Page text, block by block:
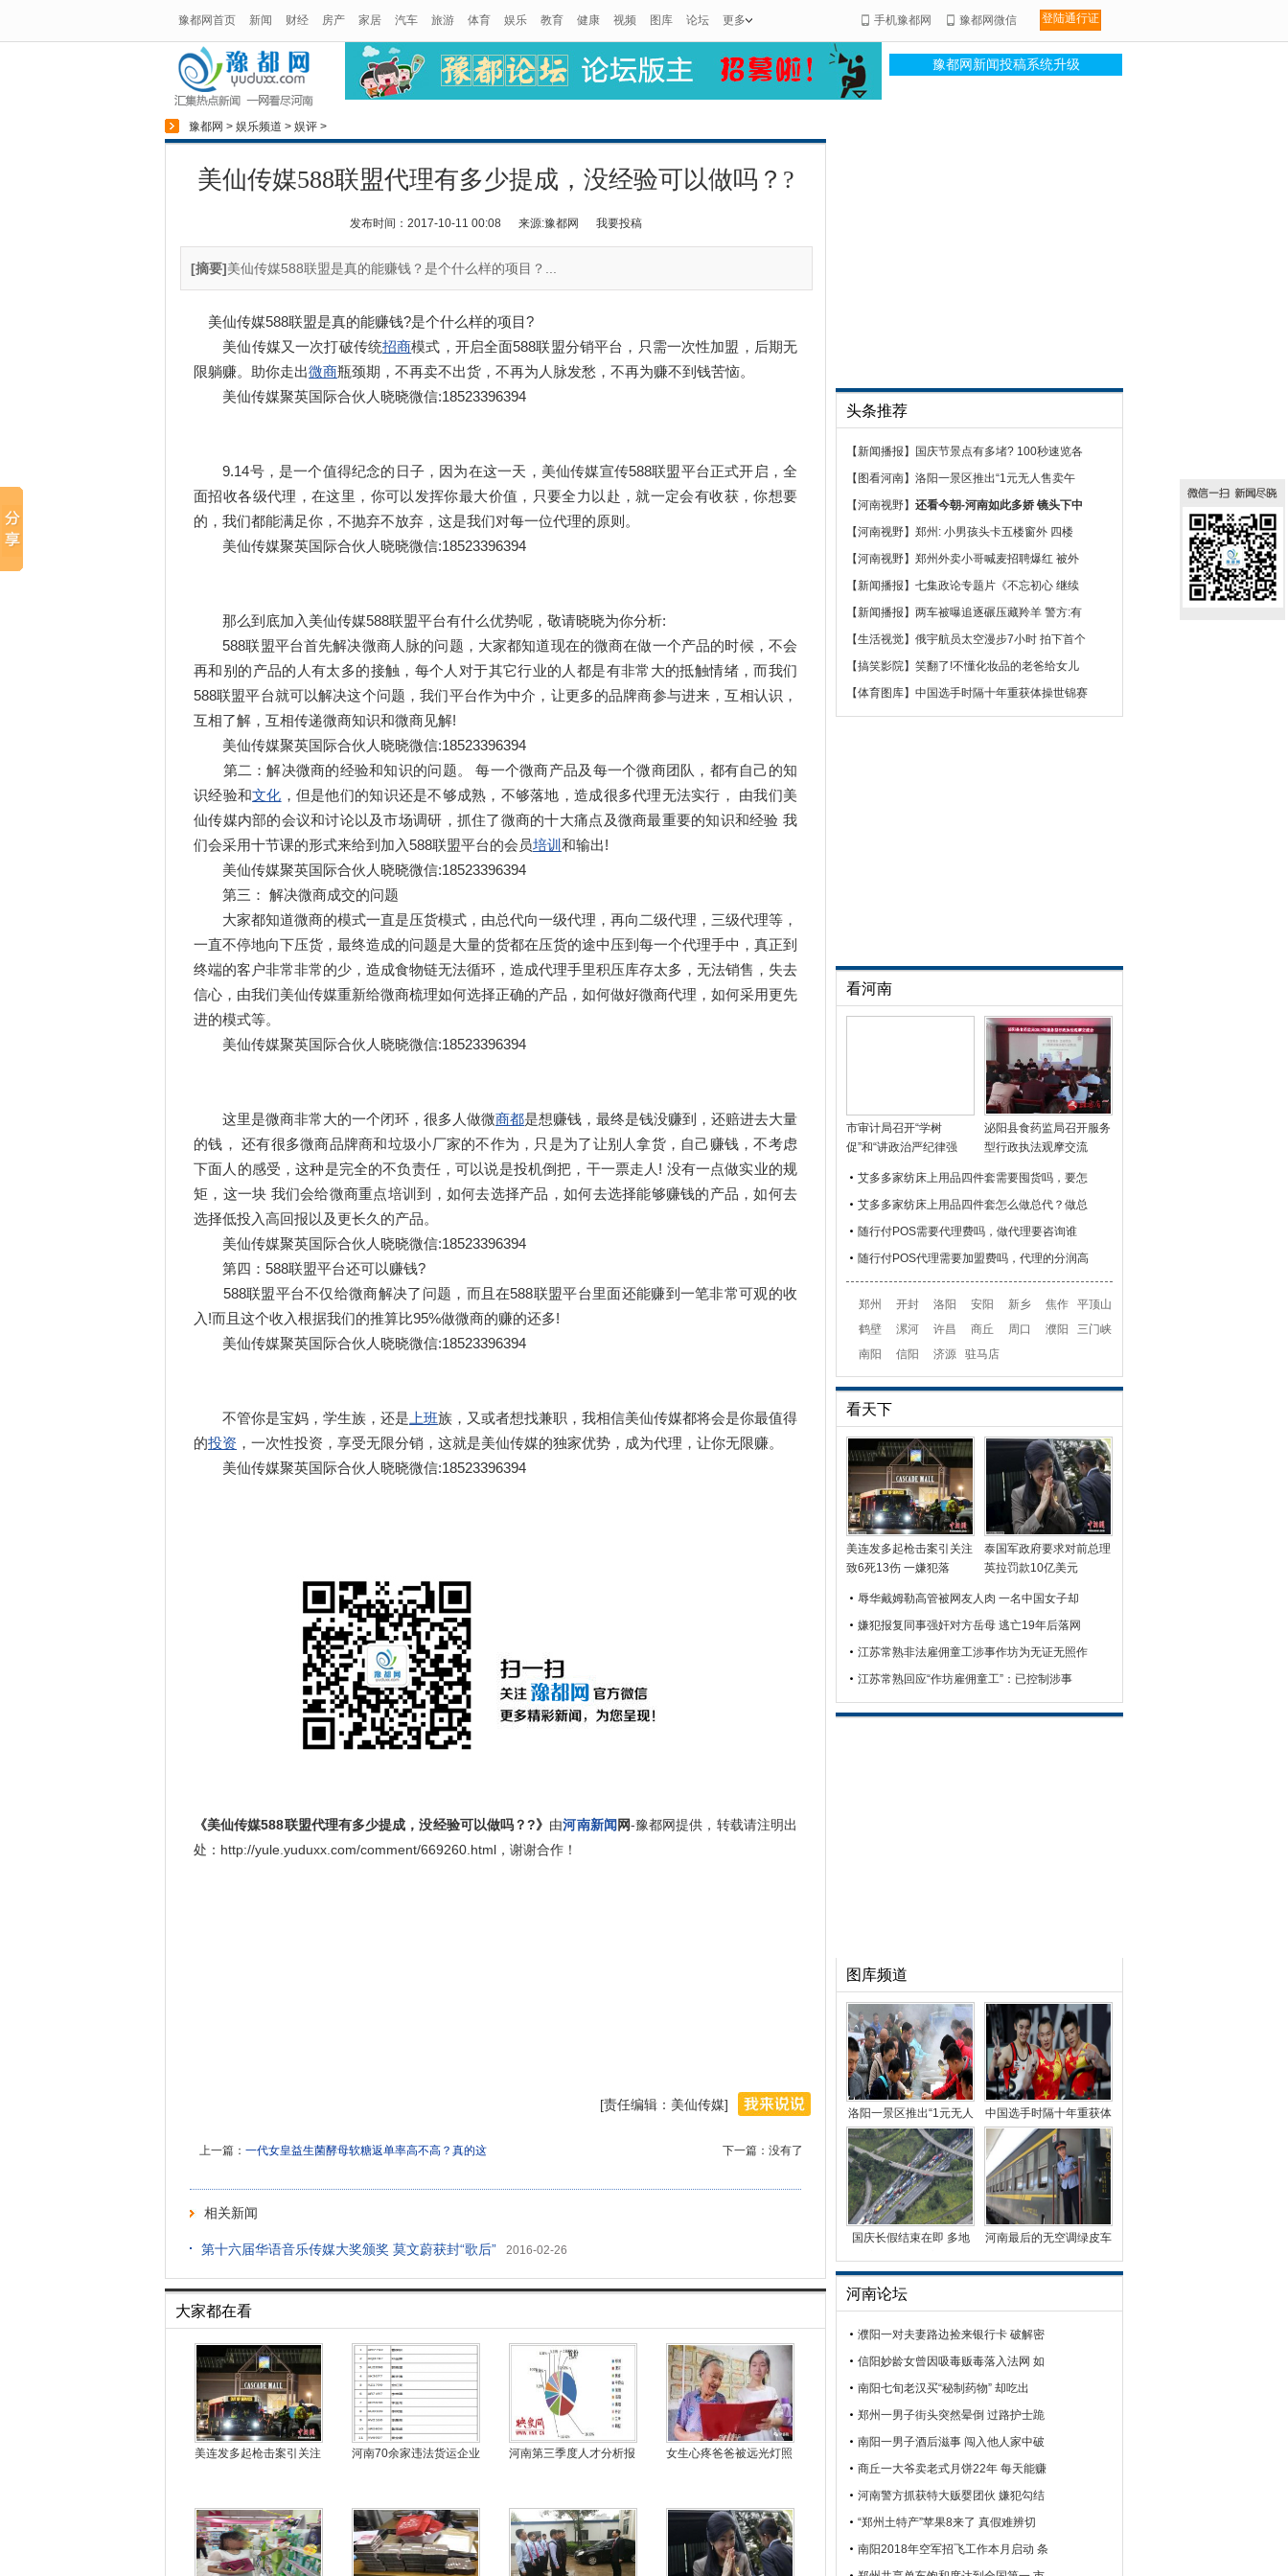
豫都网首页 新闻 财经 房产 家居 汽车 旅游 体育 娱乐 教育 健康 视频 图库 论坛 更多 手机豫都网 豫都网微信 登陆通行证
豫都网新闻投稿系统升级
豫都网 > 娱乐频道 > 娱评 >
美仙传媒588联盟代理有多少提成，没经验可以做吗？?
发布时间：2017-10-11 00:08 来源:豫都网 我要投稿
[摘要]美仙传媒588联盟是真的能赚钱？是个什么样的项目？...
美仙传媒588联盟是真的能赚钱?是个什么样的项目?
美仙传媒又一次打破传统招商模式，开启全面588联盟分销平台，只需一次性加盟，后期无
限躺赚。助你走出微商瓶颈期，不再卖不出货，不再为人脉发愁，不再为赚不到钱苦恼。
美仙传媒聚英国际合伙人晓晓微信:18523396394
9.14号，是一个值得纪念的日子，因为在这一天，美仙传媒宣传588联盟平台正式开启，全
面招收各级代理，在这里，你可以发挥你最大价值，只要全力以赴，就一定会有收获，你想要
的，我们都能满足你，不抛弃不放弃，这是我们对每一位代理的原则。
美仙传媒聚英国际合伙人晓晓微信:18523396394
那么到底加入美仙传媒588联盟平台有什么优势呢，敬请晓晓为你分析:
588联盟平台首先解决微商人脉的问题，大家都知道现在的微商在做一个产品的时候，不会
再和别的产品的人有太多的接触，每个人对于其它行业的人都是有非常大的抵触情绪，而我们
588联盟平台就可以解决这个问题，我们平台作为中介，让更多的品牌商参与进来，互相认识，
互相了解，互相传递微商知识和微商见解!
美仙传媒聚英国际合伙人晓晓微信:18523396394
第二：解决微商的经验和知识的问题。 每一个微商产品及每一个微商团队，都有自己的知
识经验和文化 ，但是他们的知识还是不够成熟，不够落地，造成很多代理无法实行， 由我们美
仙传媒内部的会议和讨论以及市场调研，抓住了微商的十大痛点及微商最重要的知识和经验 我
们会采用十节课的形式来给到加入588联盟平台的会员培训 和输出!
美仙传媒聚英国际合伙人晓晓微信:18523396394
第三： 解决微商成交的问题
大家都知道微商的模式一直是压货模式，由总代向一级代理，再向二级代理，三级代理等，
一直不停地向下压货，最终造成的问题是大量的货都在压货的途中压到每一个代理手中，真正到
终端的客户非常非常的少，造成食物链无法循环，造成代理手里积压库存太多，无法销售，失去
信心，由我们美仙传媒重新给微商梳理如何选择正确的产品，如何做好微商代理，如何采用更先
进的模式等。
美仙传媒聚英国际合伙人晓晓微信:18523396394
这里是微商非常大的一个闭环，很多人做微商都是想赚钱，最终是钱没赚到，还赔进去大量
的钱， 还有很多微商品牌商和垃圾小厂家的不作为，只是为了让别人拿货，自己赚钱，不考虑
下面人的感受，这种是完全的不负责任，可以说是投机倒把，干一票走人! 没有一点做实业的规
矩，这一块 我们会给微商重点培训到，如何去选择产品，如何去选择能够赚钱的产品，如何去
选择低投入高回报以及更长久的产品。
美仙传媒聚英国际合伙人晓晓微信:18523396394
第四：588联盟平台还可以赚钱?
588联盟平台不仅给微商解决了问题，而且在588联盟平台里面还能赚到一笔非常可观的收
入!而且这个收入根据我们的推算比95%做微商的赚的还多!
美仙传媒聚英国际合伙人晓晓微信:18523396394
不管你是宝妈，学生族，还是 上班族，又或者想找兼职，我相信美仙传媒都将会是你最值得
的投资 ，一次性投资，享受无限分销，这就是美仙传媒的独家优势，成为代理，让你无限赚。
美仙传媒聚英国际合伙人晓晓微信:18523396394
《美仙传媒588联盟代理有多少提成，没经验可以做吗？?》 由河南新闻 网-豫都网提供，转载请注明出
处：http://yule.yuduxx.com/comment/669260.html，谢谢合作！
[责任编辑：美仙传媒]
下一篇：没有了
上一篇： 一代女皇益生菌酵母软糖返单率高不高？真的这
相关新闻
第十六届华语音乐传媒大奖颁奖 莫文蔚获封“歌后” 2016-02-26
大家都在看
美连发多起枪击案引关注 河南70余家违法货运企业 河南第三季度人才分析报 女生心疼爸爸被远光灯照
头条推荐
【新闻播报 】
国庆节景点有多堵? 100秒速览各
【 图看河南】 洛阳一景区推出“1元无人售卖午
【河南视野】 还看今朝-河南如此多娇 镜头下中
【河南视野】 郑州: 小男孩头卡五楼窗外 四楼
【河南视野】 郑州外卖小哥喊麦招聘爆红 被外
【新闻播报 】 七集政论专题片《不忘初心 继续
【新闻播报 】 两车被曝追逐碾压藏羚羊 警方:有
【生活视觉】 俄宇航员太空漫步7小时 拍下首个
【搞笑影院】 笑翻了!不懂化妆品的老爸给女儿
【体育图库】 中国选手时隔十年重获体操世锦赛
看河南
市审计局召开“学树
促”和“讲政治严纪律强
泌阳县食药监局召开服务
型行政执法观摩交流
艾多多家纺床上用品四件套需要囤货吗，要怎
艾多多家纺床上用品四件套怎么做总代？做总
随行付POS需要代理费吗，做代理要咨询谁
随行付POS代理需要加盟费吗，代理的分润高
郑州 开封 洛阳 安阳 新乡 焦作
平顶山
鹤壁
漯河 许昌 商丘 周口 濮阳
三门峡
南阳
信阳 济源 驻马店
看天下
美连发多起枪击案引关注
致6死13伤 一嫌犯落
泰国军政府要求对前总理
英拉罚款10亿美元
辱华戴姆勒高管被网友人肉 一名中国女子却
嫌犯报复同事强奸对方岳母 逃亡19年后落网
江苏常熟非法雇佣童工涉事作坊为无证无照作
江苏常熟回应“作坊雇佣童工”：已控制涉事
图库频道
洛阳一景区推出“1元无人
售卖午餐” 引千人
中国选手时隔十年重获体
操世锦赛男子“全能
国庆长假结束在即 多地
河南最后的无空调绿皮车
河南论坛
濮阳一对夫妻路边捡来银行卡 破解密
信阳妙龄女曾因吸毒贩毒落入法网 如
南阳七旬老汉买“秘制药物” 却吃出
郑州一男子街头突然晕倒 过路护士跪
南阳一男子酒后滋事 闯入他人家中破
商丘一大爷卖老式月饼22年 每天能赚
河南警方抓获特大贩婴团伙 嫌犯勾结
“郑州土特产”苹果8来了 真假难辨切
南阳2018年空军招飞工作本月启动 条